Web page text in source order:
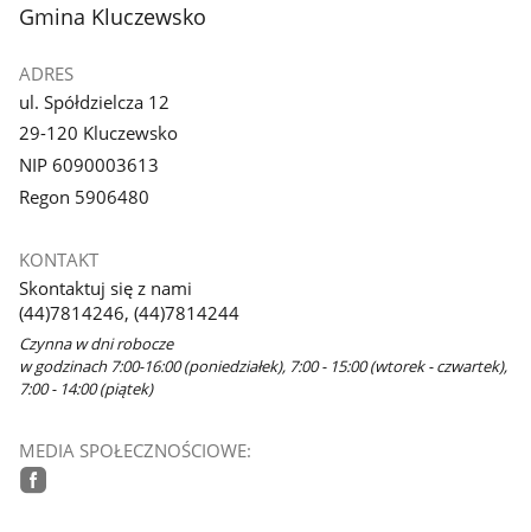
stopka
Gmina Kluczewsko
ADRES
ul. Spółdzielcza 12
29-120 Kluczewsko
NIP 6090003613
Regon 5906480
KONTAKT
Skontaktuj się z nami
(44)7814246, (44)7814244
Czynna w dni robocze
w godzinach 7:00-16:00 (poniedziałek), 7:00 - 15:00 (wtorek - czwartek),
7:00 - 14:00 (piątek)
MEDIA SPOŁECZNOŚCIOWE: